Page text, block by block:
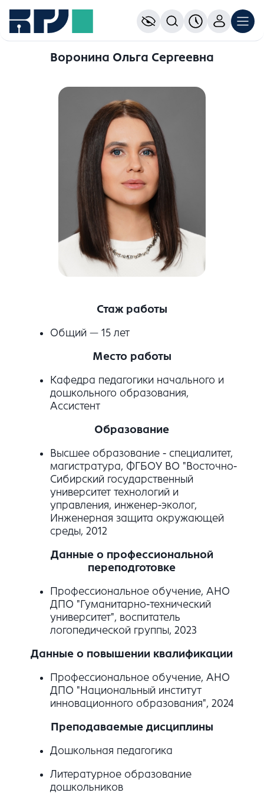
Воронина Ольга Сергеевна
Стаж работы
Общий — 15 лет
Место работы
Кафедра педагогики начального и
дошкольного образования,
Ассистент
Образование
Высшее образование - специалитет,
магистратура, ФГБОУ ВО "Восточно-
Сибирский государственный
университет технологий и
управления, инженер-эколог,
Инженерная защита окружающей
среды, 2012
Данные о профессиональной
переподготовке
Профессиональное обучение, АНО
ДПО "Гуманитарно-технический
университет", воспитатель
логопедической группы, 2023
Данные о повышении квалификации
Профессиональное обучение, АНО
ДПО "Национальный институт
инновационного образования", 2024
Преподаваемые дисциплины
Дошкольная педагогика
Литературное образование
дошкольников